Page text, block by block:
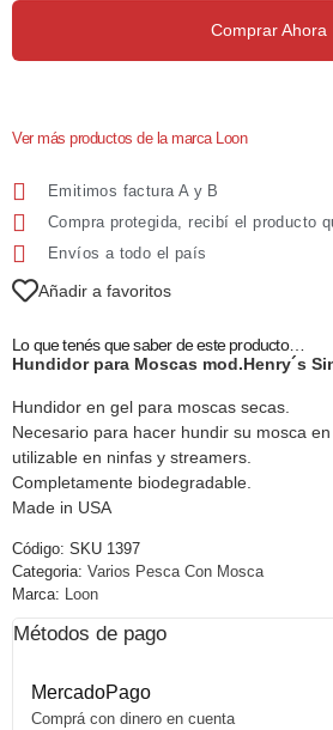
Comprar Ahora
Ver más productos de la marca Loon
Emitimos factura A y B
Compra protegida, recibí el producto
Envíos a todo el país
Añadir a favoritos
Lo que tenés que saber de este producto…
Hundidor para Moscas mod.Henry´s
Hundidor en gel para moscas secas.
Necesario para hacer hundir su mosca
utilizable en ninfas y streamers.
Completamente biodegradable.
Made in USA
Código: SKU 1397
Categoria: Varios Pesca Con Mosca
Marca:
Loon
Métodos de pago
MercadoPago
Comprá con dinero en cuenta